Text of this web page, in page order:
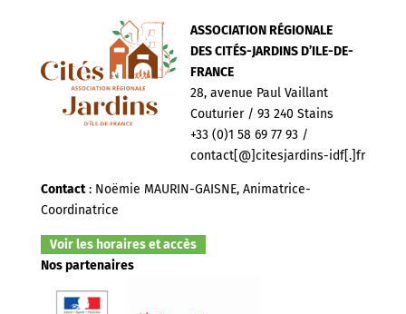
ASSOCIATION RÉGIONALE
DES CITÉS-JARDINS D’ILE-DE-
FRANCE
28, avenue Paul Vaillant
Couturier / 93 240 Stains
+33 (0)1 58 69 77 93 /
contact[@]citesjardins-idf[.]fr
Contact: Noëmie MAURIN-GAISNE, Animatrice-
Coordinatrice
Voir les horaires et accès
Nos partenaires